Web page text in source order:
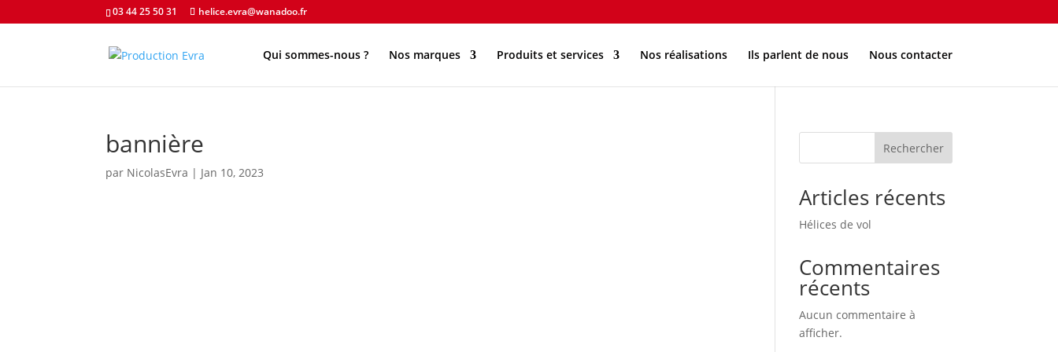
03 44 25 50 31 helice.evra@wanadoo.fr
Qui sommes-nous ? Nos marques Produits et services Nos réalisations Ils parlent de nous Nous contacter
bannière
par NicolasEvra | Jan 10, 2023
Rechercher
Articles récents
Hélices de vol
Commentaires
récents
Aucun commentaire à
afficher.